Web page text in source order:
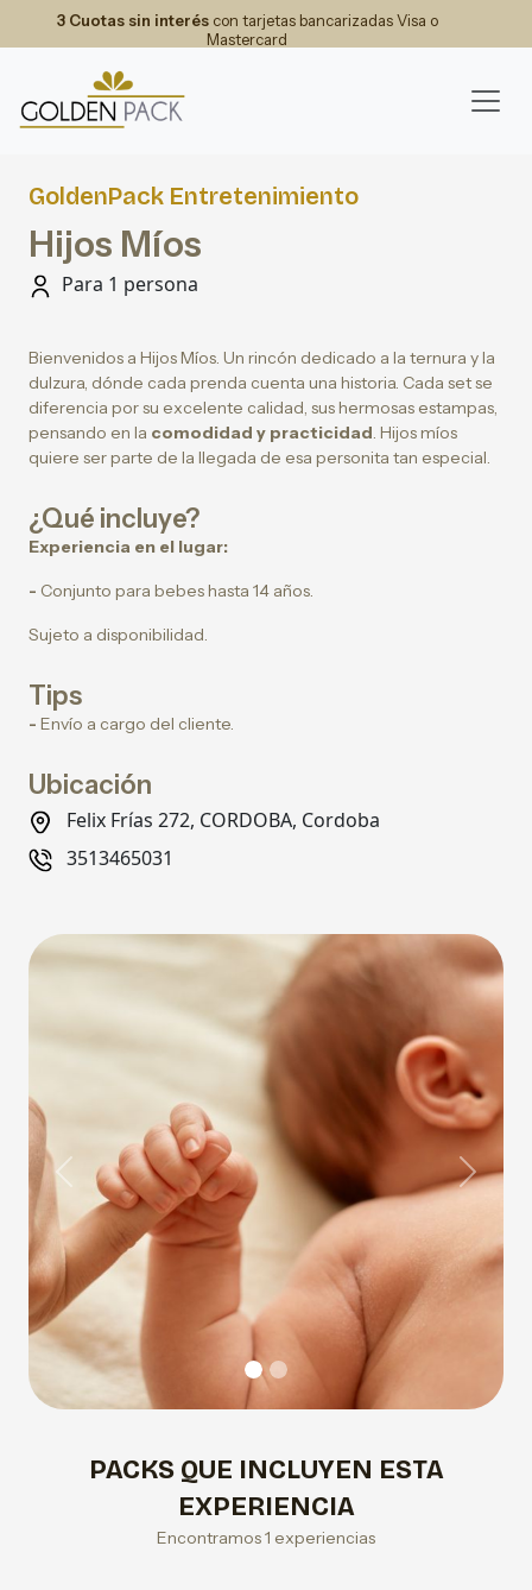
3 Cuotas sin interéscon tarjetas bancarizadas Visa o
Mastercard
GoldenPack Entretenimiento
Hijos Míos
Para 1 persona
Bienvenidos a Hijos Míos. Un rincón dedicado a la ternura y la
dulzura, dónde cada prenda cuenta una historia. Cada set se
diferencia por su excelente calidad, sus hermosas estampas,
pensando en la comodidad y practicidad. Hijos míos
quiere ser parte de la llegada de esa personita tan especial.
¿Qué incluye?
Experiencia en el lugar:
- Conjunto para bebes hasta 14 años.
Sujeto a disponibilidad.
Tips
- Envío a cargo del cliente.
Ubicación
Felix Frías 272, CORDOBA, Cordoba
3513465031
Previous Next
PACKS QUE INCLUYEN ESTA
EXPERIENCIA
Encontramos 1 experiencias